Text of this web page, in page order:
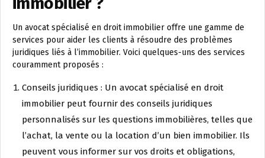
Un avocat spécialisé en droit immobilier offre une gamme de
services pour aider les clients à résoudre des problèmes
juridiques liés à l’immobilier. Voici quelques-uns des services
couramment proposés :
Conseils juridiques : Un avocat spécialisé en droit
immobilier peut fournir des conseils juridiques
personnalisés sur les questions immobilières, telles que
l’achat, la vente ou la location d’un bien immobilier. Ils
peuvent vous informer sur vos droits et obligations,